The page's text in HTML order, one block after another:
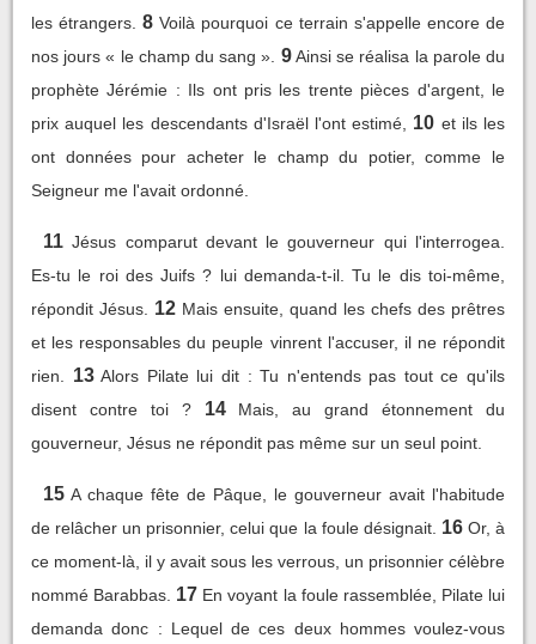
les étrangers. 8 Voilà pourquoi ce terrain s'appelle encore de
nos jours « le champ du sang ». 9 Ainsi se réalisa la parole du
prophète Jérémie : Ils ont pris les trente pièces d'argent, le
prix auquel les descendants d'Israël l'ont estimé,
10 et ils les
ont données pour acheter le champ du potier, comme le
Seigneur me l'avait ordonné.
11 Jésus comparut devant le gouverneur qui l'interrogea.
Es-tu le roi des Juifs ? lui demanda-t-il. Tu le dis toi-même,
répondit Jésus.
12 Mais ensuite, quand les chefs des prêtres
et les responsables du peuple vinrent l'accuser, il ne répondit
rien.
13 Alors Pilate lui dit : Tu n'entends pas tout ce qu'ils
disent contre toi ?
14
Mais, au grand étonnement du
gouverneur, Jésus ne répondit pas même sur un seul point.
15 A chaque fête de Pâque, le gouverneur avait l'habitude
de relâcher un prisonnier, celui que la foule désignait. 16 Or, à
ce moment-là, il y avait sous les verrous, un prisonnier célèbre
nommé Barabbas. 17 En voyant la foule rassemblée, Pilate lui
demanda donc : Lequel de ces deux hommes voulez-vous